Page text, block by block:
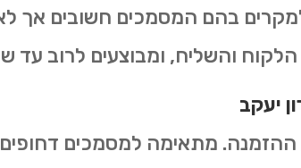
בהם המסמכים חשובים אך לא
והשליח, ומבוצעים לרוב עד
יעקב
בתוך 2–4 שעות מרגע ההזמנה. מתאימה